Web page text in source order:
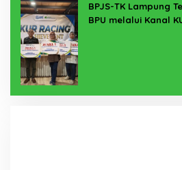
BPJS-TK Lampung
BPU melalui Kanal